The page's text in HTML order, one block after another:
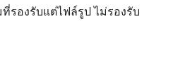
รองรับแต่ไฟล์รูป ไม่รองรับ